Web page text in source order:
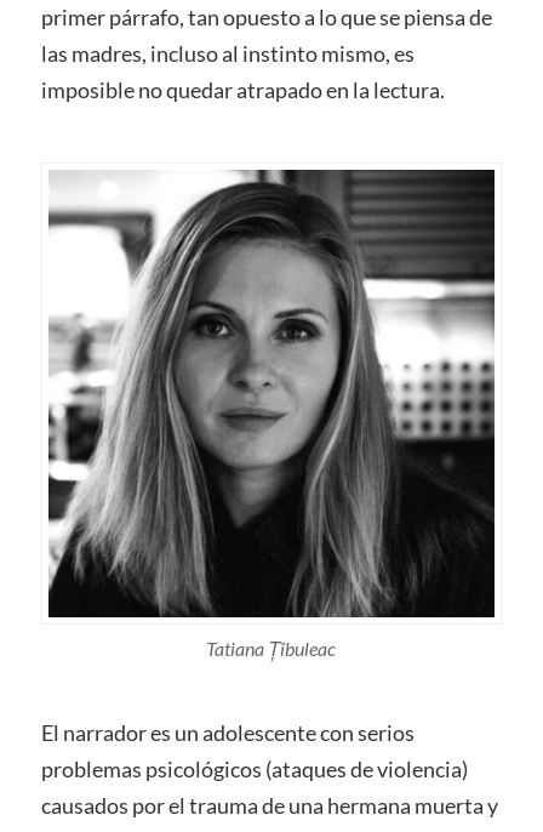
primer párrafo, tan opuesto a lo que se piensa de
las madres, incluso al instinto mismo, es
imposible no quedar atrapado en la lectura.
Tatiana Țîbuleac
El narrador es un adolescente con serios
problemas psicológicos (ataques de violencia)
causados por el trauma de una hermana muerta y